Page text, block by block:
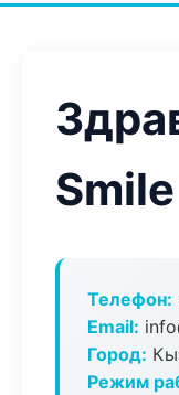
Телефон:
Email:
Город:
Режим